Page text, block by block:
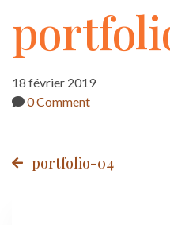
04
18 février 2019
0 Comment
Post
portfolio-04